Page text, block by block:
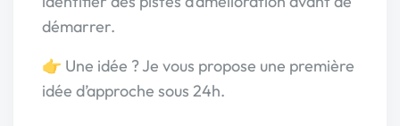
démarrer.
👉 Une idée ? Je vous propose une première
idée d’approche sous 24h.